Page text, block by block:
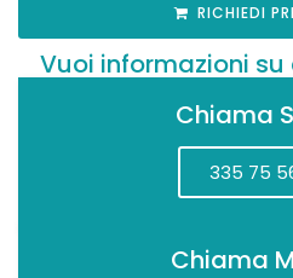
RICHIEDI
Vuoi informazioni
Chiama
335 75
Chiama